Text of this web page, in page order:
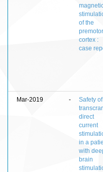
of the
premotor
cortex :
case
Mar-2019 -
Safety of
direct
current
in a
with
brain